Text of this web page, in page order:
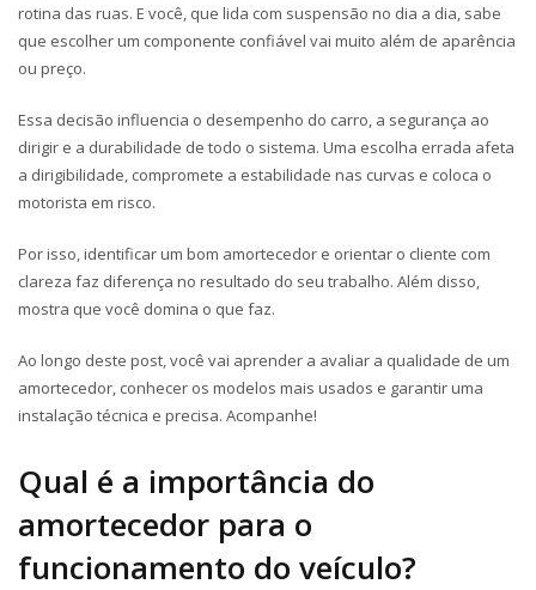
rotina das ruas. E você, que lida com suspensão no dia a dia, sabe
que escolher um componente confiável vai muito além de aparência
ou preço.
Essa decisão influencia o desempenho do carro, a segurança ao
dirigir e a durabilidade de todo o sistema. Uma escolha errada afeta
a dirigibilidade, compromete a estabilidade nas curvas e coloca o
motorista em risco.
Por isso, identificar um bom amortecedor e orientar o cliente com
clareza faz diferença no resultado do seu trabalho. Além disso,
mostra que você domina o que faz.
Ao longo deste post, você vai aprender a avaliar a qualidade de um
amortecedor, conhecer os modelos mais usados e garantir uma
instalação técnica e precisa. Acompanhe!
Qual é a importância do
amortecedor para o
funcionamento do veículo?